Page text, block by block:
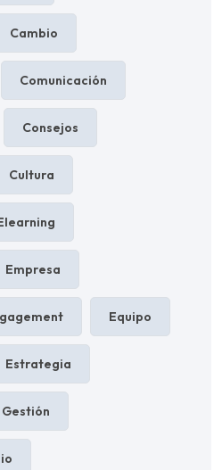
Cambio
Comunicación
Consejos
Cultura
Empresa
Equipo
Estrategia
Gestión